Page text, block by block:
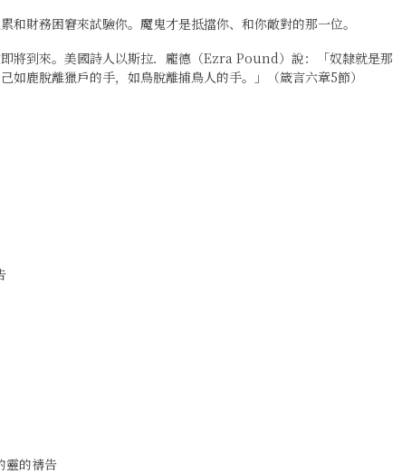
和財務困窘來試驗你。魔鬼才是抵擋你、和你敵對的那一位。
將到來。美國詩人以斯拉．龐德（Ezra Pound）說：「奴隸就是那
如鹿脫離獵戶的手，如鳥脫離捕鳥人的手。」（箴言六章5節）
靈的禱告